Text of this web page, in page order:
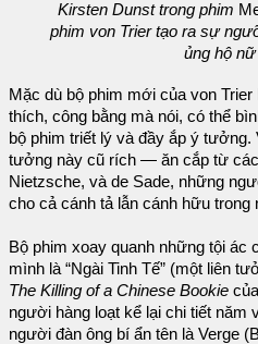
Kirsten Dunst trong phim
phim von Trier tạo ra sự
ủng hộ
Mặc dù bộ phim mới của von
thích, công bằng mà nói, có thể
bộ phim triết lý và đầy ắp ý tưởng.
tưởng này cũ rích — ăn cắp từ
Nietzsche, và de Sade, những
cho cả cánh tả lẫn cánh hữu trong
Bộ phim xoay quanh những tội ác
mình là “Ngài Tinh Tế” (một liên
The Killing of a Chinese Bookie
người hàng loạt kể lại chi tiết năm
người đàn ông bí ẩn tên là Verge